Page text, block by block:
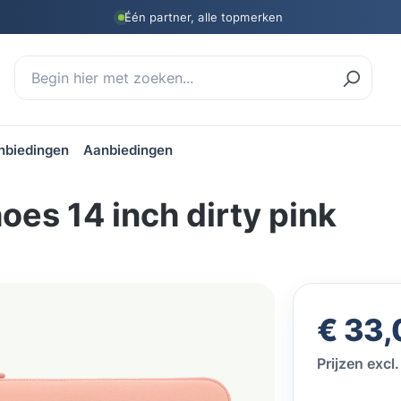
Één partner, alle topmerken
Aanbiedingen
14 inch dirty pink
Normale
€
Prijzen